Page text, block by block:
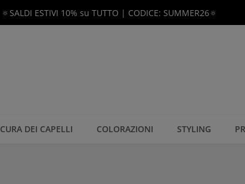
🔅SALDI ESTIVI 10% su TUTTO | CODICE: SUMMER26🔅
CURA DEI CAPELLI COLORAZIONI STYLING